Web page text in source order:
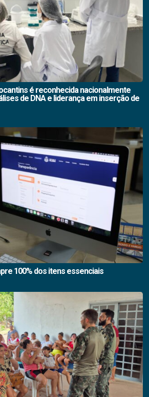
é reconhecida nacionalmente
de DNA e liderança em inserção de
100% dos itens essenciais